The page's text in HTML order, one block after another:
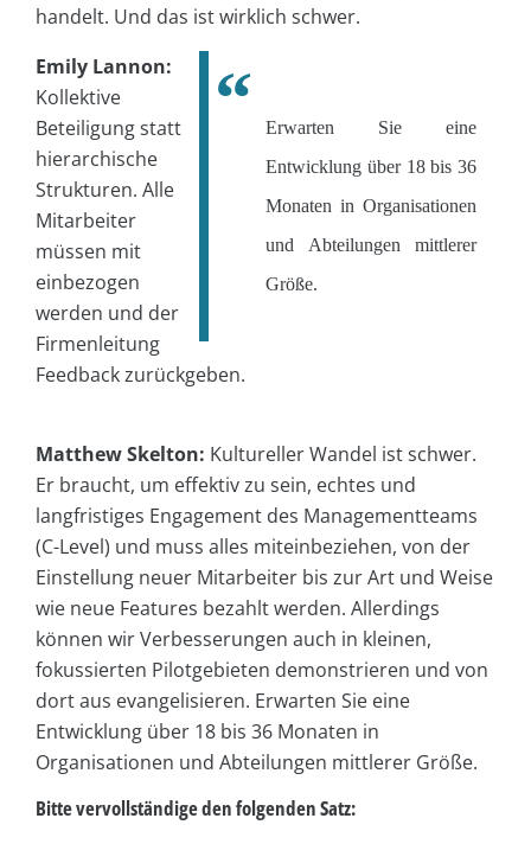
handelt. Und das ist wirklich schwer.
Erwarten Sie eine
Entwicklung über 18 bis 36
Monaten in Organisationen
und Abteilungen mittlerer
Größe.
Emily Lannon:
Kollektive
Beteiligung statt
hierarchische
Strukturen. Alle
Mitarbeiter
müssen mit
einbezogen
werden und der
Firmenleitung
Feedback zurückgeben.
Matthew Skelton: Kultureller Wandel ist schwer.
Er braucht, um effektiv zu sein, echtes und
langfristiges Engagement des Managementteams
(C-Level) und muss alles miteinbeziehen, von der
Einstellung neuer Mitarbeiter bis zur Art und Weise
wie neue Features bezahlt werden. Allerdings
können wir Verbesserungen auch in kleinen,
fokussierten Pilotgebieten demonstrieren und von
dort aus evangelisieren. Erwarten Sie eine
Entwicklung über 18 bis 36 Monaten in
Organisationen und Abteilungen mittlerer Größe.
Bitte vervollständige den folgenden Satz: